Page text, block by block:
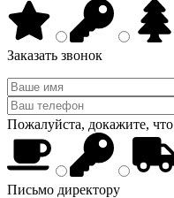
Заказать звонок
Пожалуйста, докажите,
Письмо директору